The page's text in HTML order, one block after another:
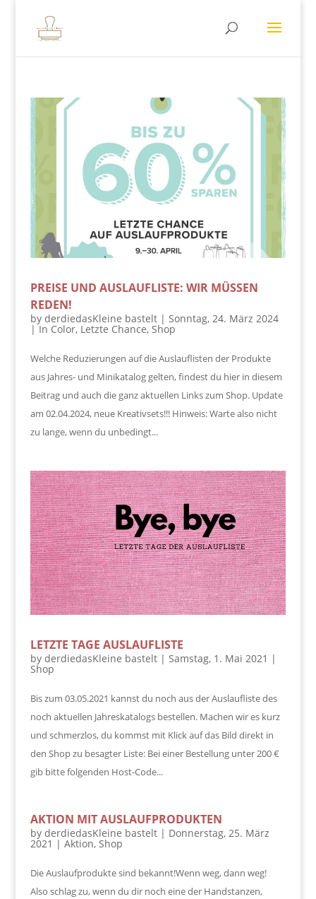
PREISE UND AUSLAUFLISTE: WIR MÜSSEN
REDEN!
by derdiedasKleine bastelt| Sonntag, 24. März 2024
|In Color, Letzte Chance, Shop
Welche Reduzierungen auf die Auslauflisten der Produkte
aus Jahres- und Minikatalog gelten, findest du hier in diesem
Beitrag und auch die ganz aktuellen Links zum Shop. Update
am 02.04.2024, neue Kreativsets!!! Hinweis: Warte also nicht
zu lange, wenn du unbedingt...
LETZTE TAGE AUSLAUFLISTE
by derdiedasKleine bastelt| Samstag, 1. Mai 2021 |
Shop
Bis zum 03.05.2021 kannst du noch aus der Auslaufliste des
noch aktuellen Jahreskatalogs bestellen. Machen wir es kurz
und schmerzlos, du kommst mit Klick auf das Bild direkt in
den Shop zu besagter Liste: Bei einer Bestellung unter 200 €
gib bitte folgenden Host-Code...
AKTION MIT AUSLAUFPRODUKTEN
by derdiedasKleine bastelt| Donnerstag, 25. März
2021 | Aktion, Shop
Die Auslaufprodukte sind bekannt!Wenn weg, dann weg!
Also schlag zu, wenn du dir noch eine der Handstanzen,